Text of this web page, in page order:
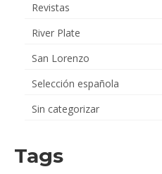
Revistas
River Plate
San Lorenzo
Selección española
Sin categorizar
Tags